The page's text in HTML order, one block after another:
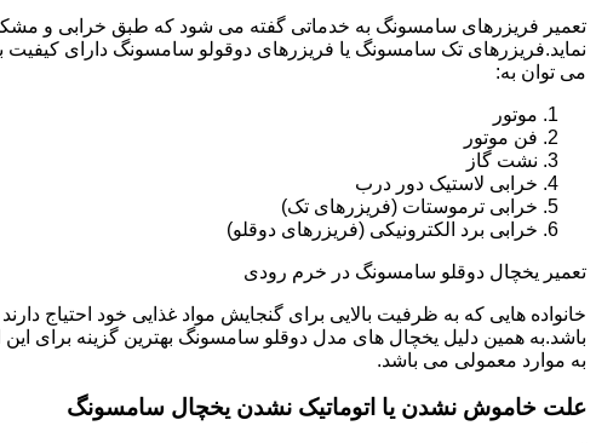
تعمیر فریزرهای سامسونگ به خدماتی گفته می شود که طبق خرابی و
نماید.فریزرهای تک سامسونگ یا فریزرهای دوقولو سامسونگ دارای
می توان به:
موتور
فن موتور
نشت گاز
خرابی لاستیک دور درب
خرابی ترموستات (فریزرهای تک)
خرابی برد الکترونیکی (فریزرهای دوقلو)
تعمیر یخچال دوقلو سامسونگ در خرم رودی
خانواده هایی که به ظرفیت بالایی برای گنجایش مواد غذایی خود احتیاج
باشد.به همین دلیل یخچال های مدل دوقلو سامسونگ بهترین گزینه برای
به موارد معمولی می باشد.
علت خاموش نشدن یا اتوماتیک نشدن یخچال سامسونگ